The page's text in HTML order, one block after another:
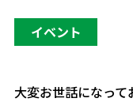
イベント
大変お世話になって